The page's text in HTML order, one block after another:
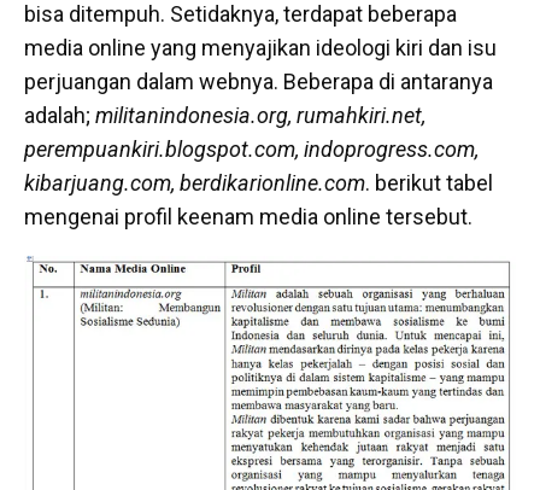
bisa ditempuh. Setidaknya, terdapat beberapa
media online yang menyajikan ideologi kiri dan isu
perjuangan dalam webnya. Beberapa di antaranya
adalah; militanindonesia.org, rumahkiri.net,
perempuankiri.blogspot.com, indoprogress.com,
kibarjuang.com, berdikarionline.com. berikut tabel
mengenai profil keenam media online tersebut.